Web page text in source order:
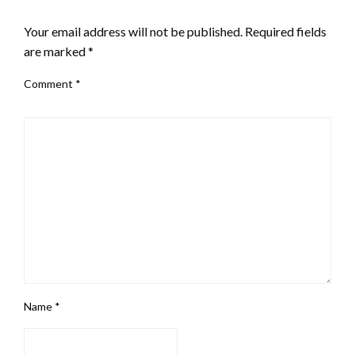
Bergwerke nach versteckten Schätzen.
Your email address will not be published. Required fields
are marked*
Comment *
Name *